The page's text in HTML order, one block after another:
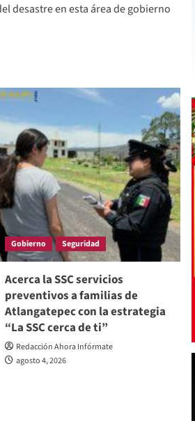
desastre en esta área de gobierno
Gobierno Seguridad
Acerca la SSC servicios
preventivos a familias de
Atlangatepec con la estrategia
“La SSC cerca de ti”
Redacción Ahora Infórmate
agosto 4, 2026